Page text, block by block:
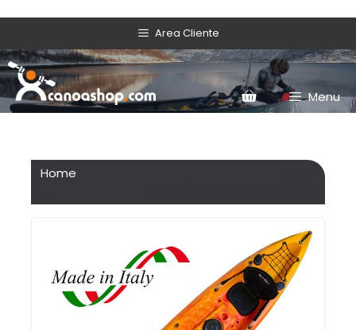
Area Cliente
Menu
Home